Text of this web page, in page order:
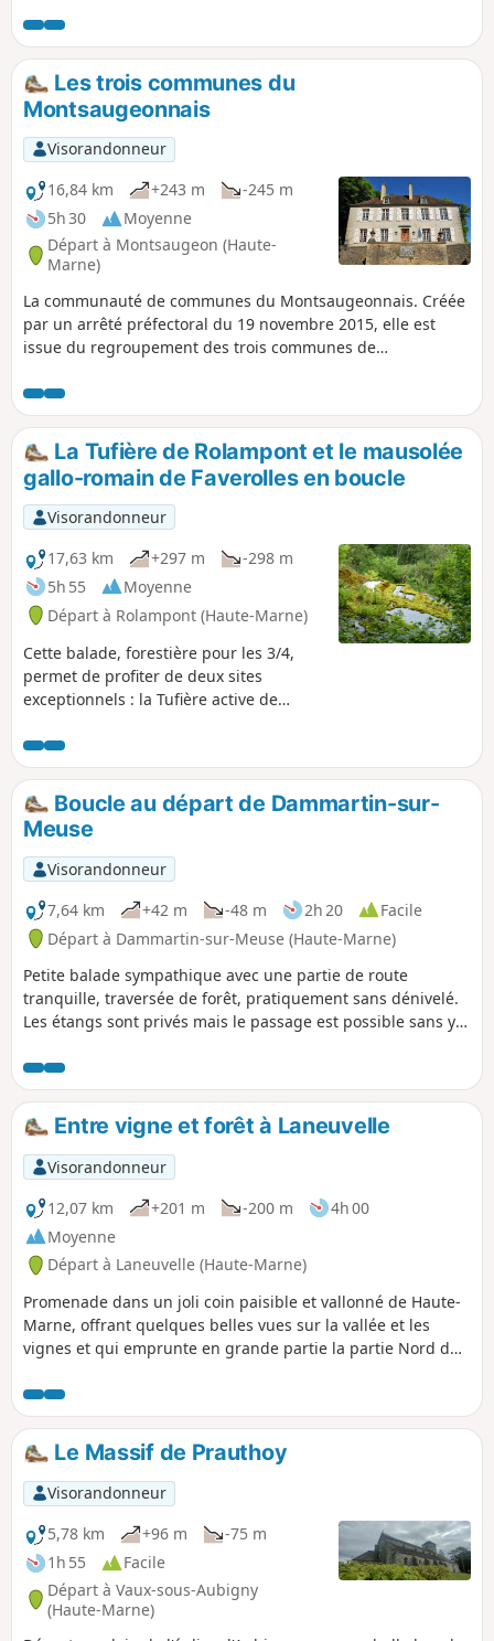
friches et de multitudes de genévriers. La grande plaine
fertile permet la culture des céréales telles que le blé,
l’orge, le maïs ou le colza.
Les trois communes du
Montsaugeonnais
Visorandonneur
16,84 km
+243 m
-245 m
5h 30
Moyenne
Départ à Montsaugeon (Haute-
Marne)
La communauté de communes du Montsaugeonnais. Créée
par un arrêté préfectoral du 19 novembre 2015, elle est
issue du regroupement des trois communes de
devenues des communes déléguées. Son chef-lieu est fixé à
Prauthoy. Le circuit des trois communes vous fera passer
dans le bois de Montanson, très fréquenté à la floraison des
jonquilles de mars à fin avril. Et vous pourrez découvrir les
vignes du Montsaugeonnais.
La Tufière de Rolampont et le mausolée
gallo-romain de Faverolles en boucle
Visorandonneur
17,63 km
+297 m
-298 m
5h 55
Moyenne
Départ à Rolampont (Haute-Marne)
Cette balade, forestière pour les 3/4,
permet de profiter de deux sites
exceptionnels : la Tufière active de
gallo-romain du Mausolée de Faverolles.
Boucle au départ de Dammartin-sur-
Meuse
Visorandonneur
7,64 km
+42 m -48 m 2h 20
Facile
Départ à Dammartin-sur-Meuse (Haute-Marne)
Petite balade sympathique avec une partie de route
tranquille, traversée de forêt, pratiquement sans dénivelé.
Les étangs sont privés mais le passage est possible sans y
en forêt et en plaine.
Entre vigne et forêt à Laneuvelle
Visorandonneur
12,07 km
+201 m -200 m
4h 00
Moyenne
Départ à Laneuvelle (Haute-Marne)
Promenade dans un joli coin paisible et vallonné de Haute-
Marne, offrant quelques belles vues sur la vallée et les
vignes et qui emprunte en grande partie la partie Nord du
Jaune n'est plus bien entretenu.
Le Massif de Prauthoy
Visorandonneur
5,78 km
+96 m
-75 m
1h 55
Facile
Départ à Vaux-sous-Aubigny
(Haute-Marne)